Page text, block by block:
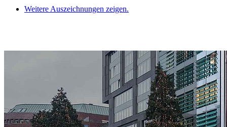
Weitere Auszeichnungen zeigen.